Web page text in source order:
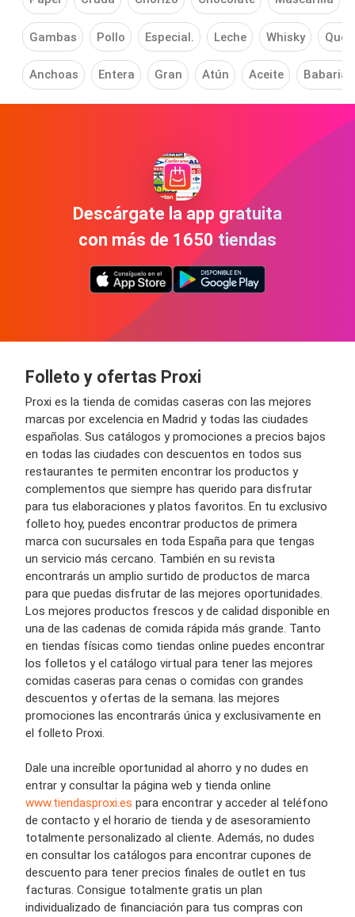
Gambas Pollo Especial. Leche Whisky
Anchoas Entera Gran Atún Aceite Babaria
Descárgate la app gratuita
con más de 1650 tiendas
Folleto y ofertas Proxi
Proxi es la tienda de comidas caseras con las mejores
marcas por excelencia en Madrid y todas las ciudades
españolas. Sus catálogos y promociones a precios bajos
en todas las ciudades con descuentos en todos sus
restaurantes te permiten encontrar los productos y
complementos que siempre has querido para disfrutar
para tus elaboraciones y platos favoritos. En tu exclusivo
folleto hoy, puedes encontrar productos de primera
marca con sucursales en toda España para que tengas
un servicio más cercano. También en su revista
encontrarás un amplio surtido de productos de marca
para que puedas disfrutar de las mejores oportunidades.
Los mejores productos frescos y de calidad disponible en
una de las cadenas de comida rápida más grande. Tanto
en tiendas físicas como tiendas online puedes encontrar
los folletos y el catálogo virtual para tener las mejores
comidas caseras para cenas o comidas con grandes
descuentos y ofertas de la semana. las mejores
promociones las encontrarás única y exclusivamente en
el folleto Proxi.
Dale una increíble oportunidad al ahorro y no dudes en
entrar y consultar la página web y tienda online
www.tiendasproxi.es para encontrar y acceder al teléfono
de contacto y el horario de tienda y de asesoramiento
totalmente personalizado al cliente. Además, no dudes
en consultar los catálogos para encontrar cupones de
descuento para tener precios finales de outlet en tus
facturas. Consigue totalmente gratis un plan
individualizado de financiación para tus compras con